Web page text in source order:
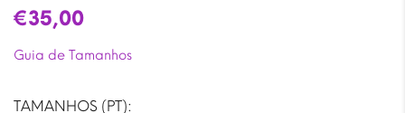
€35,00
Guia de Tamanhos
TAMANHOS (PT):